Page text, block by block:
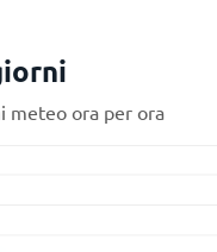
meteo ora per ora